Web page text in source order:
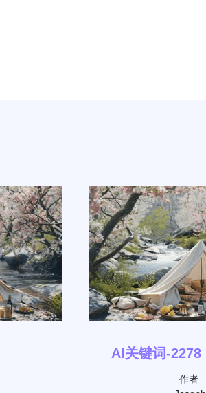
AI关键词-2278
作者